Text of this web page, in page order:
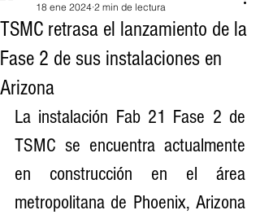
TSMC retrasa el lanzamiento de la
Fase 2 de sus instalaciones en
Arizona
18 ene 2024 2 min de lectura
La instalación Fab 21 Fase 2 de
TSMC se encuentra actualmente
en construcción en el área
metropolitana de Phoenix, Arizona